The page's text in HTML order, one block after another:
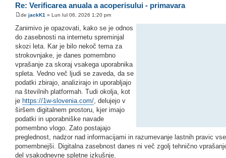
Re: Verificarea anuala a acoperisului - primavara
de jackK1 » Lun Iul 06, 2026 1:20 pm
Zanimivo je opazovati, kako se je odnos
do zasebnosti na internetu spreminjal
skozi leta. Kar je bilo nekoč tema za
strokovnjake, je danes pomembno
vprašanje za skoraj vsakega uporabnika
spleta. Vedno več ljudi se zaveda, da se
podatki zbirajo, analizirajo in uporabljajo
na številnih platformah. Tudi okolja, kot
je https://1w-slovenia.com/, delujejo v
širšem digitalnem prostoru, kjer imajo
podatki in uporabniške navade
pomembno vlogo. Zato postajajo
preglednost, nadzor nad informacijami in razumevanje lastnih pravic vse
pomembnejši. Digitalna zasebnost danes ni več zgolj tehnično
del vsakodnevne spletne izkušnje.